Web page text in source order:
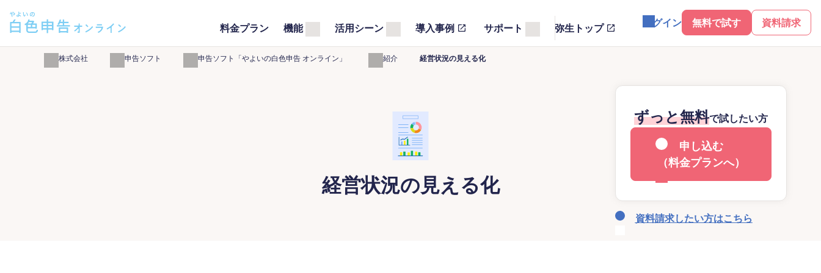
料金プラン 機能 活用シーン 導入事例 サポート 弥生トップ ログイン 無料で試す 資料請求
弥生株式会社 確定申告ソフト 白色申告ソフト「やよいの白色申告 オンライン」 機能紹介 経営状況の見える化
経営状況の見える化
ずっと無料で試したい方
申し込む
（料金プランへ）
資料請求したい方はこちら